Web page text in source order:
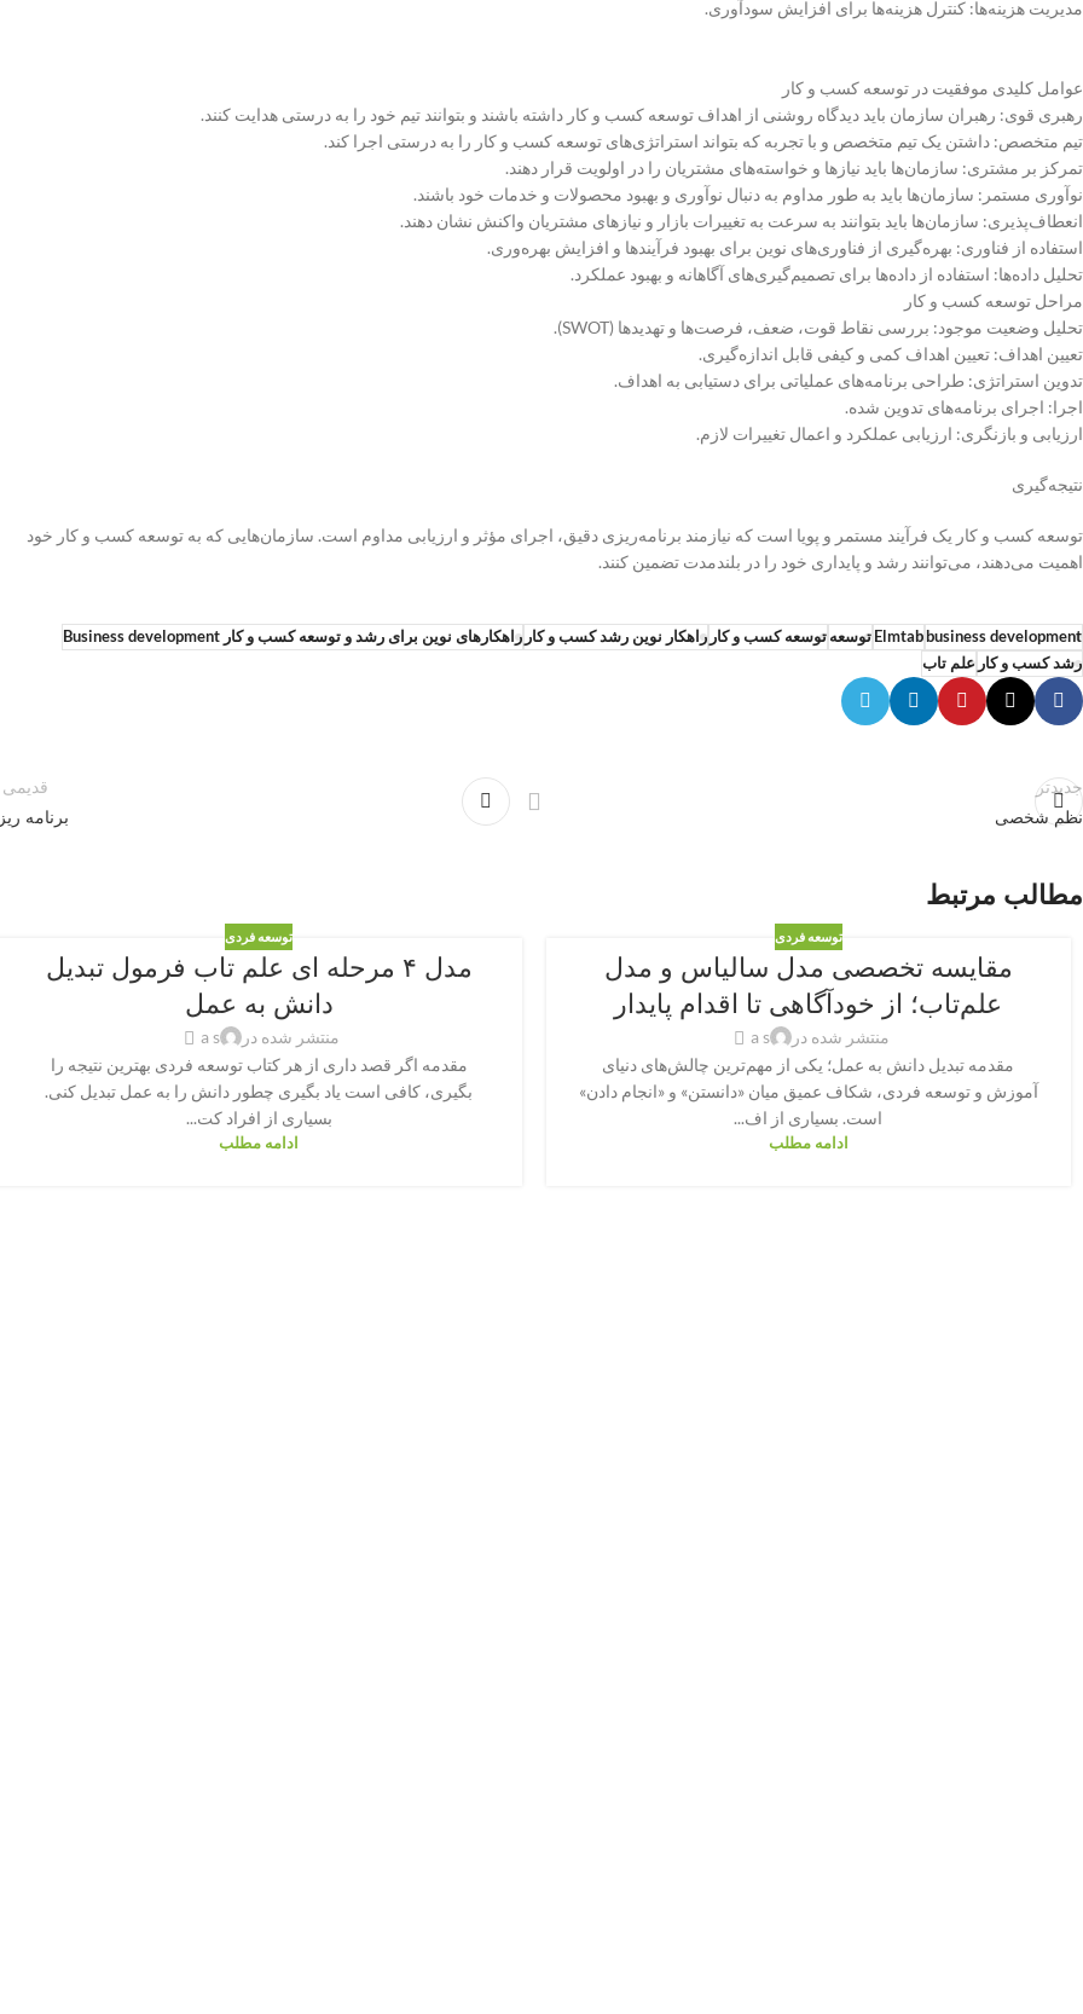
مدیریت هزینه‌ها: کنترل هزینه‌ها برای افزایش سودآوری.
عوامل کلیدی موفقیت در توسعه کسب و کار
رهبری قوی: رهبران سازمان باید دیدگاه روشنی از اهداف توسعه کسب و کار داشته باشند و بتوانند تیم خود را به درستی هدایت کنند.
تیم متخصص: داشتن یک تیم متخصص و با تجربه که بتواند استراتژی‌های توسعه کسب و کار را به درستی اجرا کند.
تمرکز بر مشتری: سازمان‌ها باید نیازها و خواسته‌های مشتریان را در اولویت قرار دهند.
نوآوری مستمر: سازمان‌ها باید به طور مداوم به دنبال نوآوری و بهبود محصولات و خدمات خود باشند.
انعطاف‌پذیری: سازمان‌ها باید بتوانند به سرعت به تغییرات بازار و نیازهای مشتریان واکنش نشان دهند.
استفاده از فناوری: بهره‌گیری از فناوری‌های نوین برای بهبود فرآیندها و افزایش بهره‌وری.
تحلیل داده‌ها: استفاده از داده‌ها برای تصمیم‌گیری‌های آگاهانه و بهبود عملکرد.
مراحل توسعه کسب و کار
تحلیل وضعیت موجود: بررسی نقاط قوت، ضعف، فرصت‌ها و تهدیدها (SWOT).
تعیین اهداف: تعیین اهداف کمی و کیفی قابل اندازه‌گیری.
تدوین استراتژی: طراحی برنامه‌های عملیاتی برای دستیابی به اهداف.
اجرا: اجرای برنامه‌های تدوین شده.
ارزیابی و بازنگری: ارزیابی عملکرد و اعمال تغییرات لازم.
نتیجه‌گیری
توسعه کسب و کار یک فرآیند مستمر و پویا است که نیازمند برنامه‌ریزی دقیق، اجرای مؤثر و ارزیابی مداوم است. سازمان‌هایی که به توسعه کسب و کار خود
اهمیت می‌دهند، می‌توانند رشد و پایداری خود را در بلندمدت تضمین کنند.
business development
Elmtab توسعه توسعه کسب و کار راهکار نوین رشد کسب و کار
رشد کسب و کار علم تاب
جدیدتر
نظم شخصی
قدیمی
برنامه
مطالب مرتبط
توسعه فردی
مقایسه تخصصی مدل سالیاس و مدل
علم‌تاب؛ از خودآگاهی تا اقدام پایدار
منتشر شده در
a s
مقدمه تبدیل دانش به عمل؛ یکی از مهم‌ترین چالش‌های دنیای
آموزش و توسعه فردی، شکاف عمیق میان «دانستن» و «انجام دادن»
است. بسیاری از اف...
ادامه مطلب
توسعه فردی
مدل ۴ مرحله ای علم تاب فرمول تبدیل
دانش به عمل
منتشر شده در
a s
مقدمه اگر قصد داری از هر کتاب توسعه فردی بهترین نتیجه را
بگیری، کافی است یاد بگیری چطور دانش را به عمل تبدیل کنی.
بسیاری از افراد کت...
ادامه مطلب